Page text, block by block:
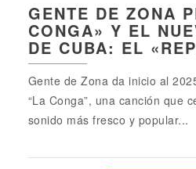
GENTE DE ZONA
CONGA» Y EL
DE CUBA: EL
Gente de Zona da inicio al
“La Conga”, una canción que
sonido más fresco y popular...